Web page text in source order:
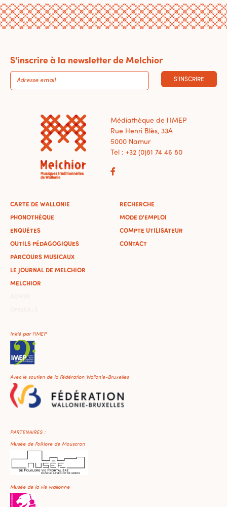
S'inscrire à la newsletter de Melchior
S'INSCRIRE
Médiathèque de l'IMEP
Rue Henri Blès, 33A
5000 Namur
Tel : +32 (0)81 74 46 80
CARTE DE WALLONIE
PHONOTHÈQUE
ENQUÊTES
OUTILS PÉDAGOGIQUES
PARCOURS MUSICAUX
LE JOURNAL DE MELCHIOR
MELCHIOR
RECHERCHE
MODE D'EMPLOI
COMPTE UTILISATEUR
CONTACT
Initié par l'IMEP
Avec le soutien de la Fédération Wallonie-Bruxelles
PARTENAIRES :
Musée de Folklore de Mouscron
Musée de la vie wallonne